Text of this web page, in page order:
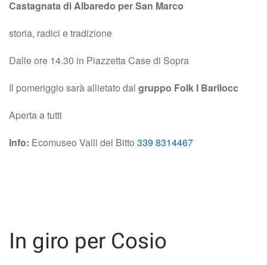
Castagnata di Albaredo per San Marco
storia, radici e tradizione
Dalle ore 14.30 in Piazzetta Case di Sopra
Il pomeriggio sarà allietato dal gruppo Folk I Barilocc
Aperta a tutti
Info: Ecomuseo Valli del Bitto 339 8314467
In giro per Cosio